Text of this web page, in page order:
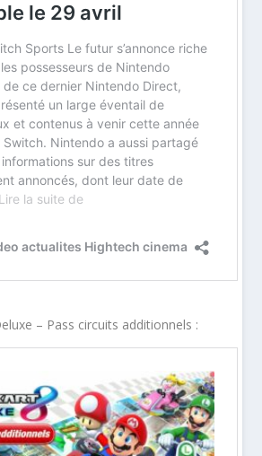
– Pass circuits additionnels :